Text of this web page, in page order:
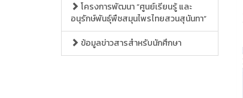
โครงการพัฒนา “ศูนย์เรียนรู้ และ
อนุรักษ์พันธุ์พืชสมุนไพรไทยสวนสุนันทา”
ข้อมูลข่าวสารสำหรับนักศึกษา